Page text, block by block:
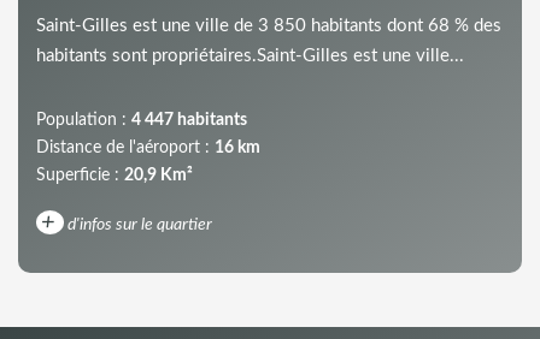
Saint-Gilles est une ville de 3 850 habitants dont 68 % des
habitants sont propriétaires.Saint-Gilles est une ville...
Population : 4 447 habitants
Distance de l'aéroport : 16 km
Superficie : 20,9 Km²
+ d'infos sur le quartier